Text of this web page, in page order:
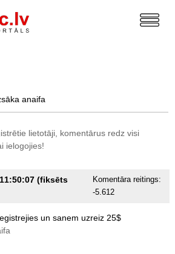
anaifa
lietotāji, komentārus redz visi
ielogojies!
(fiksēts
Komentāra reitings:
-5.612
un sanem uzreiz 25$